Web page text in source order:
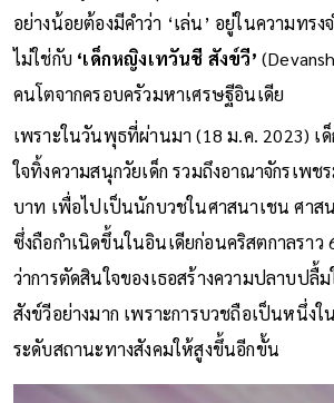
อย่างน้อยต้องมีคำว่า ‘เล่น’ อยู่ในความทร
ไม่ใช่กับ ‘เด็กหญิงเทวันชี สังข์วี’
คนโตจากครอบครัวมหาเศรษฐีอินเดีย
เพราะในวันพุธที่ผ่านมา (18 ม.ค. 2023) เ
ใจทิ้งความสนุกวัยเด็ก รวมถึงอาณาจักรเพช
บาท เพื่อไปเป็นนักบวชในศาสนาเชน ศาส
ซึ่งถือกำเนิดขึ้นในอินเดียก่อนคริสตกาลรา
ว่าการตัดสินใจของเธอสร้างความปลาบปลื้
สังข์วีอย่างมาก เพราะการบวชถือเป็นหนึ่งใ
ระดับสถานะทางสังคมให้สูงขึ้นอีกขั้น